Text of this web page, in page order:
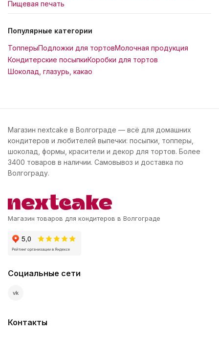
Пищевая печать
Популярные категории
ТопперыПодложки для тортовМолочная продукция
Кондитерские посыпкиКоробки для тортов
Шоколад, глазурь, какао
Магазин nextcake в Волгограде — всё для домашних
кондитеров и любителей выпечки: посыпки, топперы,
шоколад, формы, красители и декор для тортов. Более
3400 товаров в наличии. Самовывоз и доставка по
Волгограду.
Магазин товаров для кондитеров в Волгограде
Социальные сети
vk
Контакты